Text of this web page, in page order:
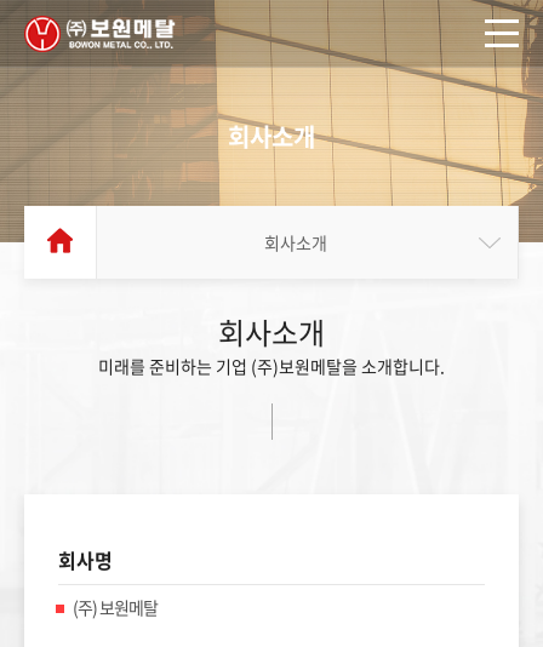
회사소개
회사소개
회사소개
미래를 준비하는 기업 (주)보원메탈을 소개합니다.
회사명
(주) 보원메탈